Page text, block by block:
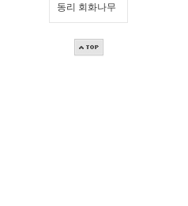
동리 회화나무